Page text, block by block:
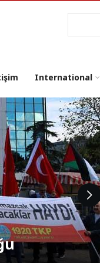
Ara
International
Üsler